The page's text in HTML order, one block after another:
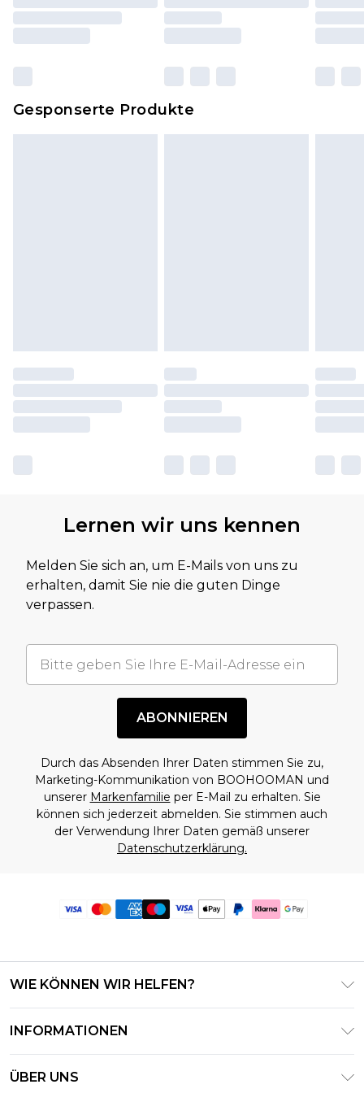
einschließlich Bettwäsche, Matratzen, Toppern
und Kissen, müssen unbenutzt und in ihrer
Klickehierum unsere vollständigen
Gesponserte Produkte
Lernen wir uns kennen
Melden Sie sich an, um E-Mails von uns zu
erhalten, damit Sie nie die guten Dinge
verpassen.
ABONNIEREN
Durch das Absenden Ihrer Daten stimmen Sie zu,
Marketing-Kommunikation von BOOHOOMAN und
unserer Markenfamilie per E-Mail zu erhalten. Sie
können sich jederzeit abmelden. Sie stimmen auch
der Verwendung Ihrer Daten gemäß unserer
Datenschutzerklärung.
WIE KÖNNEN WIR HELFEN?
Meine Bestellung verfolgen & zurücksenden
INFORMATIONEN
Geschäftsbedingungen – Aktualisiert Juni 2026
ÜBER UNS